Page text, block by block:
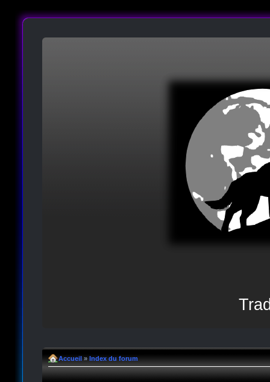
Accueil » Index du forum